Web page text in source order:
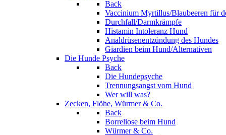
Back
Vaccinium Myrtillus/Blaubeeren für
Durchfall/Darmkrämpfe
Histamin Intoleranz Hund
Analdrüsenentzündung des Hundes
Giardien beim Hund/Alternativen
Die Hunde Psyche
Back
Die Hundepsyche
Trennungsangst vom Hund
Wer will was?
Zecken, Flöhe, Würmer & Co.
Back
Borreliose beim Hund
Würmer & Co.